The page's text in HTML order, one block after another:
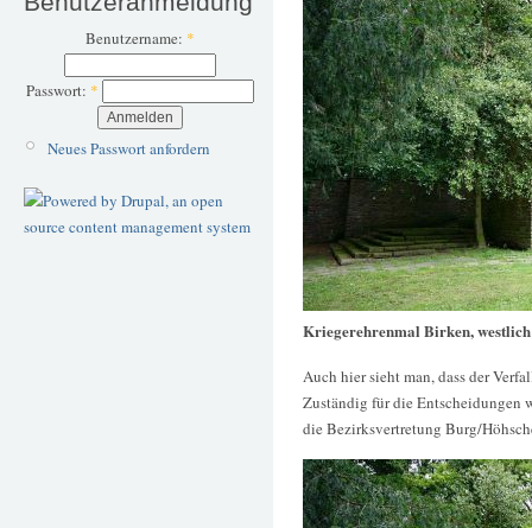
Benutzername: *
Passwort: *
Neues Passwort anfordern
Kriegerehrenmal Birken,
Auch hier sieht man, dass der
Zuständig für die Entscheidungen
die Bezirksvertretung Burg/